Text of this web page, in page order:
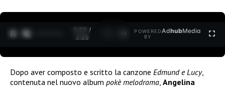
0:30 /
3:35
POWERED
BY
AdhubMedia
Dopo aver composto e scritto la canzone Edmund e Lucy,
contenuta nel nuovo album pokè melodrama Angelina